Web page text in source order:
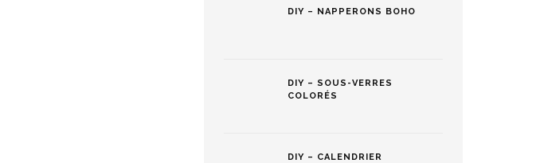
DIY – NAPPERONS BOHO
DIY – SOUS-VERRES
COLORÉS
DIY – CALENDRIER